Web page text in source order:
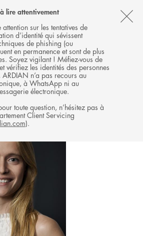
lire attentivement
sur les tentatives de
d’identité qui sévissent
de phishing (ou
en permanence et sont de plus
Soyez vigilant ! Méfiez-vous de
vérifiez les identités des personnes
n’a pas recours au
à WhatsApp ni au
électronique.
toute question, n’hésitez pas à
Client Servicing
).
MENU